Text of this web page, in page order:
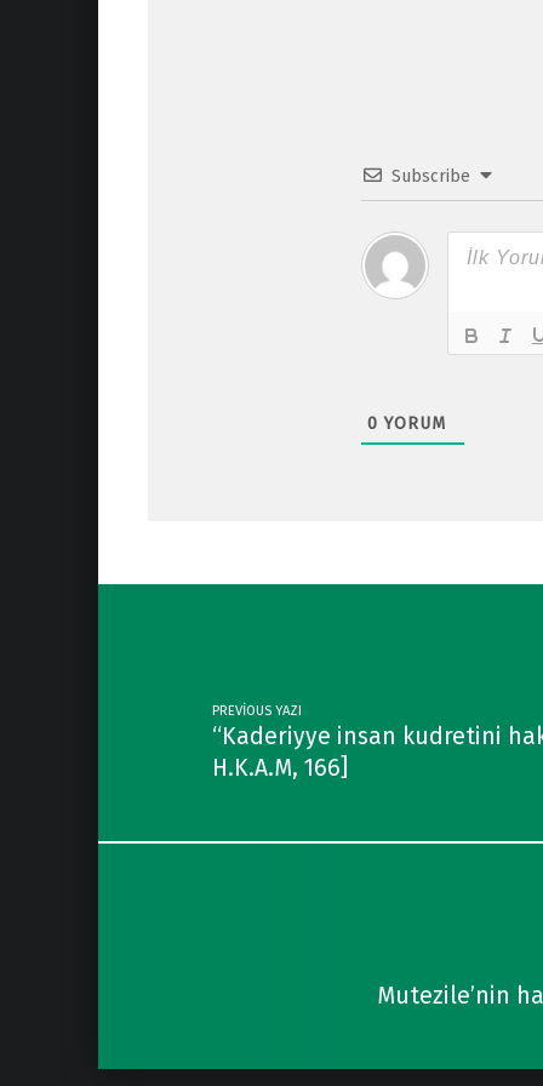
Subscribe
0 YORUM
Post navigation
PREVIOUS YAZI
“Kaderiyye insan kudretini
H.K.A.M, 166]
Mutezile’nin